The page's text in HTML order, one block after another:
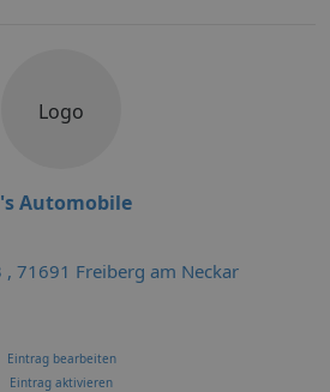
Logo
Automobile
, 71691 Freiberg am Neckar
Eintrag bearbeiten
Eintrag aktivieren